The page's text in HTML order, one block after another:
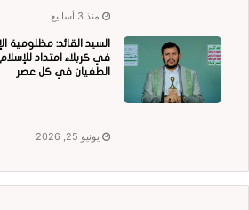
منذ 3 أسابيع
السيد القائد: مظلومية
في كربلاء امتداد
الطغيان في كل عصر
يونيو 25, 2026